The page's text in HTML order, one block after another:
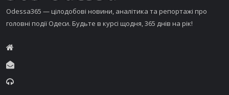
Odessa365 — цілодобові новини, аналітика та репортажі про
головні події Одеси. Будьте в курсі щодня, 365 днів на рік!